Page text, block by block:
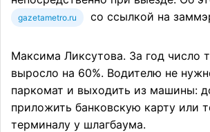
gazetametro.ru со ссылкой на
Максима Ликсутова. За год число
выросло на 60%. Водителю не
паркомат и выходить из машины:
приложить банковскую карту или
терминалу у шлагбаума.